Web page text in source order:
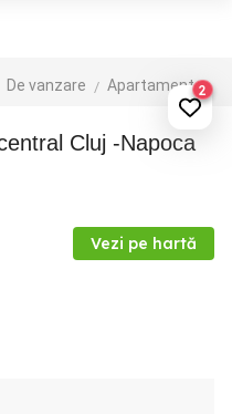
De vanzare Apartamente de vanzare2
Cluj -Napoca
Vezi pe hartă